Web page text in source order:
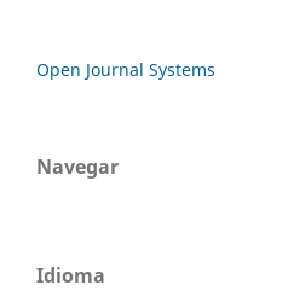
Open Journal Systems
Navegar
Idioma